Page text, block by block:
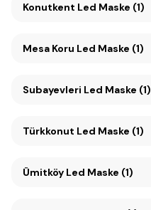
Konutkent Led Maske (1)
Mesa Koru Led Maske (1)
Subayevleri Led Maske (1)
Türkkonut Led Maske (1)
Ümitköy Led Maske (1)